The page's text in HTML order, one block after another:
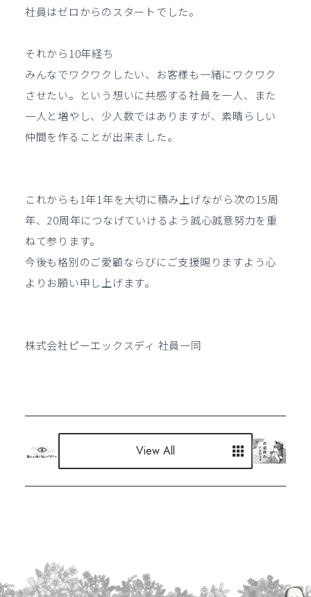
社員はゼロからのスタートでした。
それから10年経ち
みんなでワクワクしたい、お客様も一緒にワクワク
させたい。という想いに共感する社員を一人、また
一人と増やし、少人数ではありますが、素晴らしい
仲間を作ることが出来ました。
これからも1年1年を大切に積み上げながら次の15周
年、20周年につなげていけるよう誠心誠意努力を重
ねて参ります。
今後も格別のご愛顧ならびにご支援賜りますよう心
よりお願い申し上げます。
株式会社ピーエックスディ 社員一同
View All
View All